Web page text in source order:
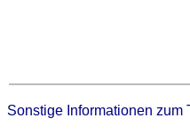
Sonstige Informationen zum